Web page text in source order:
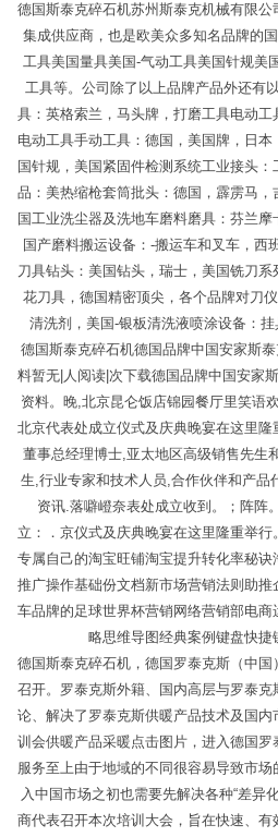
德国斯泰克碎石机苏州斯泰克机械有限
集成供应商，也是欧美众多知名品牌的
工具美国量具美国-气动工具美国针规美
工具等。公司除了以上品牌产品外还有
具：英格索兰，马头牌，打磨工具电动
电动工具手动工具：德国，美国牌，日
国针规，美国紧固件检测系统工业接头
品：美热缩枪套筒批头：德国，霹雳马
国工业洗尘器及洗地车磨料磨具：芬兰
国产磨料搬运设备：-搬运车和叉车，西
刀具钻头：美国钻头，瑞士，美国铣刀
花刀具，德国精密顶尖，各个品牌对刀
清洗剂，美国-银板清洗液喷涂设备：挂
德国斯泰克碎石机德国品牌中国安家斯
料暂无|人阅读|次下载德国品牌中国安家
资料。晚,北京昆仑饭店锦园餐厅里笑语
北京代表处成立仪式及庆典晚宴在这里隆
董事总经理博士,亚太地区高级销售先生
生,行业专家和技术人员,合作伙伴和产品
资讯.落噼嶝奈表处成立收到。；阵阵
立：．京仪式及庆典晚宴在这里隆重举
专属自己的淘宝旺铺淘宝提升转化率秘
推广操作基础份文档新市场营销法则助
车品牌的足球世界杯营销网络营销部电
略思维导图经典案例键盘快捷
德国斯泰克碎石机，德国罗泰克斯（中国
召开。罗泰克斯外籍、国内高层与罗泰
论、解决了罗泰克斯供暖产品技术及国
训会供暖产品采暖点击图片，进入德国
服务至上由于地域的不同很容易导致市
入中国市场之初也需要先解决各种“差异
商代表召开本次培训大会，旨在快速、